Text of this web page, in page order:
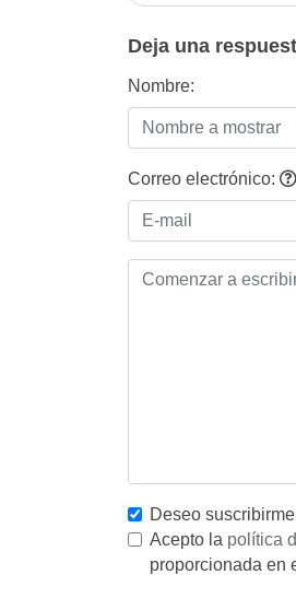
de
entradas
Deja una
Nombre:
Correo electrónico:
Deseo
Acepto la política
proporcionada en